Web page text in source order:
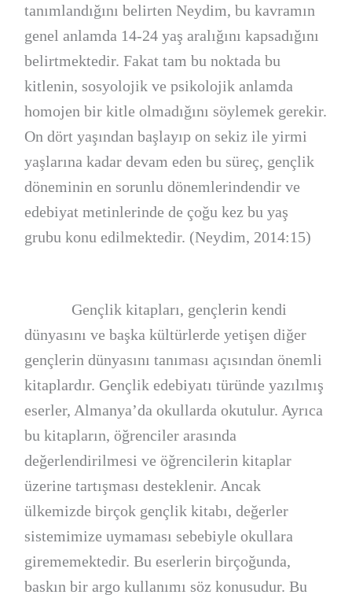
tanımlandığını belirten Neydim, bu kavramın
genel anlamda 14-24 yaş aralığını kapsadığını
belirtmektedir. Fakat tam bu noktada bu
kitlenin, sosyolojik ve psikolojik anlamda
homojen bir kitle olmadığını söylemek gerekir.
On dört yaşından başlayıp on sekiz ile yirmi
yaşlarına kadar devam eden bu süreç, gençlik
döneminin en sorunlu dönemlerindendir ve
edebiyat metinlerinde de çoğu kez bu yaş
grubu konu edilmektedir. (Neydim, 2014:15)
Gençlik kitapları, gençlerin kendi
dünyasını ve başka kültürlerde yetişen diğer
gençlerin dünyasını tanıması açısından önemli
kitaplardır. Gençlik edebiyatı türünde yazılmış
eserler, Almanya’da okullarda okutulur. Ayrıca
bu kitapların, öğrenciler arasında
değerlendirilmesi ve öğrencilerin kitaplar
üzerine tartışması desteklenir. Ancak
ülkemizde birçok gençlik kitabı, değerler
sistemimize uymaması sebebiyle okullara
girememektedir. Bu eserlerin birçoğunda,
baskın bir argo kullanımı söz konusudur. Bu